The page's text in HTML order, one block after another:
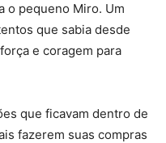
o pequeno Miro. Um
que sabia desde
e coragem para
que ficavam dentro de
fazerem suas compras